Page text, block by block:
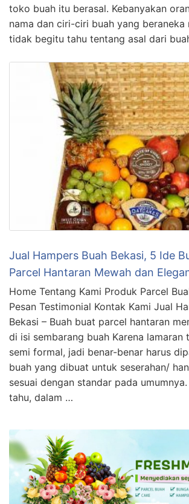
toko buah itu berasal. Kebanyakan
nama dan ciri-ciri buah yang beraneka
tidak begitu tahu tentang asal dari
Jual Hampers Buah Bekasi, 5 Ide
Parcel Hantaran Mewah dan
Home Tentang Kami Produk Parcel
Pesan Testimonial Kontak Kami Jual
Bekasi – Buah buat parcel hantaran
di isi sembarang buah Karena lamaran
semi formal, jadi benar-benar harus
buah yang dibuat untuk seserahan/
sesuai dengan standar pada
tahu, dalam …